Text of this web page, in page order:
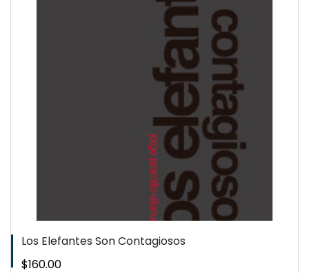
Los Elefantes Son Contagiosos
Precio
$160.00
QUICKVIEW
WISHLIST